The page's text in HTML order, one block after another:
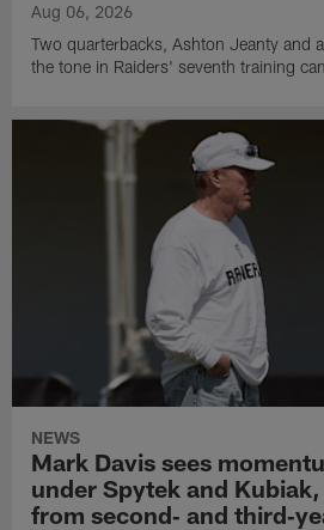
Aug 06, 2026
Two quarterbacks, Ashton Jeanty and
the tone in Raiders' seventh training
NEWS
Mark Davis sees
under Spytek and
from second‑ and